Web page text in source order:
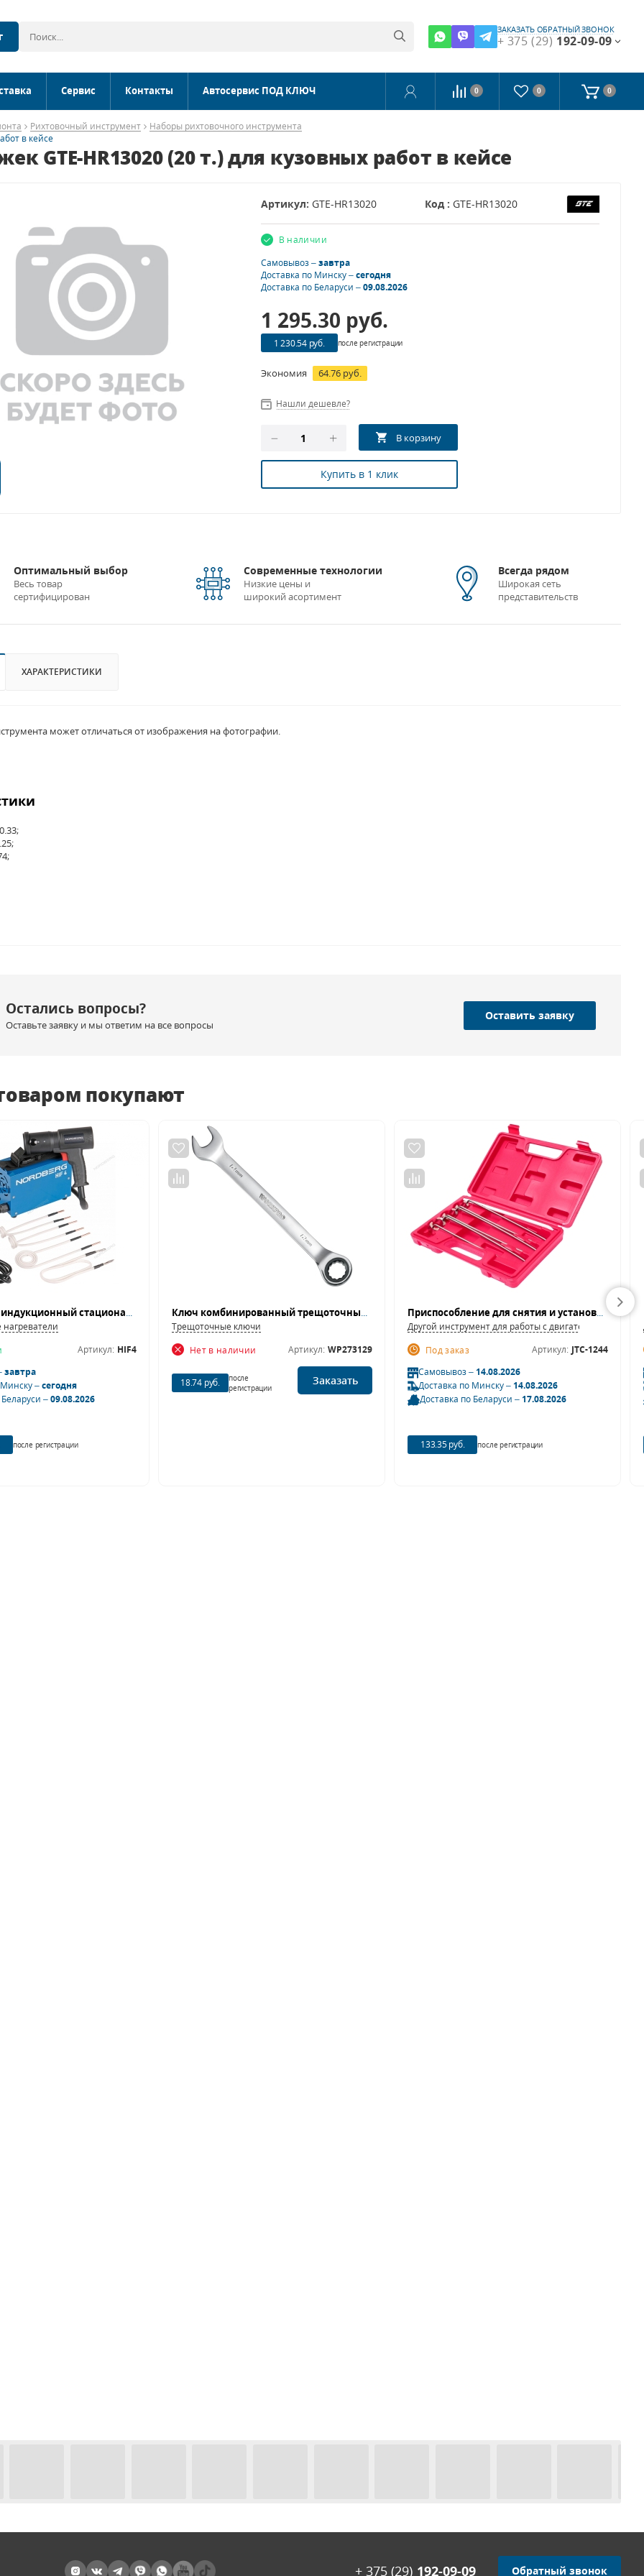
ЗАКАЗАТЬ ОБРАТНЫЙ ЗВОНОК
+ 375 (29) 192-09-09
Сервис Контакты Автосервис ПОД КЛЮЧ 0 0 0
Рихтовочный инструмент
Наборы рихтовочного инструмента
в кейсе
GTE-HR13020 (20 т.) для кузовных работ в кейсе
Артикул: GTE-HR13020 Код : GTE-HR13020
В наличии
Самовывоз –завтра
Доставка по Минску –сегодня
Доставка по Беларуси –09.08.2026
1 295.30 руб.
1 230.54 руб. после регистрации
Экономия 64.76 руб.
Нашли дешевле?
Купить в 1 клик
Оптимальный выбор
Весь товар
сертифицирован
Современные технологии
Низкие цены и
широкий асортимент
Всегда рядом
Широкая сеть
представительств
ХАРАКТЕРИСТИКИ
может отличаться от изображения на фотографии.
Остались вопросы?
Оставьте заявку и мы ответим на все вопросы
Оставить заявку
покупают
Нагреватель индукционный стационарный NORDBERG HIF4 (1500 Вт)
Артикул: HIF4
завтра
–сегодня
–09.08.2026
после регистрации
Ключ комбинированный трещоточный 12мм CR-V WP273129 WORKPRO
Трещоточные ключи
Нет в наличии
Артикул: WP273129
18.74 руб.
после
регистрации
Заказать
Приспособление для снятия и установки сухарей клапанов комплект JTC 1244
Другой инструмент для работы с двигателем
Под заказ
Артикул: JTC-1244
Самовывоз –14.08.2026
Доставка по Минску –14.08.2026
Доставка по Беларуси –17.08.2026
133.35 руб. после регистрации
+ 375 (29) 192-09-09 Обратный звонок